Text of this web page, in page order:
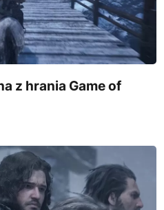
z hrania Game of